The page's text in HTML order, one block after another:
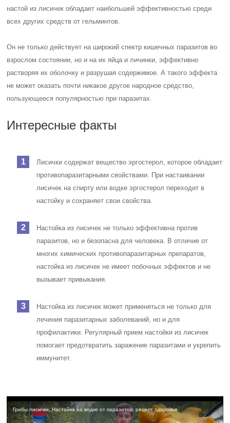
настой из лисичек обладает наибольшей эффективностью среди
всех других средств от гельминтов.
Он не только действует на широкий спектр кишечных паразитов во
взрослом состоянии, но и на их яйца и личинки, эффективно
растворяя их оболочку и разрушая содержимое. А такого эффекта
не может оказать почти никакое другое народное средство,
пользующееся популярностью при паразитах.
Интересные факты
Лисички содержат вещество эргостерол, которое обладает
противопаразитарными свойствами. При настаивании
лисичек на спирту или водке эргостерол переходит в
настойку и сохраняет свои свойства.
Настойка из лисичек не только эффективна против
паразитов, но и безопасна для человека. В отличие от
многих химических противопаразитарных препаратов,
настойка из лисичек не имеет побочных эффектов и не
вызывает привыкания.
Настойка из лисичек может применяться не только для
лечения паразитарных заболеваний, но и для
профилактики. Регулярный прием настойки из лисичек
помогает предотвратить заражение паразитами и укрепить
иммунитет.
Грибы лисички. Настойка на водке от паразитов. рецепт здоровья